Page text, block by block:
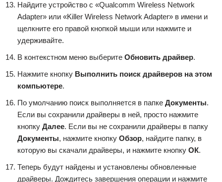
Найдите устройство с «Qualcomm Wireless Network
Adapter» или «Killer Wireless Network Adapter» в имени и
щелкните его правой кнопкой мыши или нажмите и
удерживайте.
В контекстном меню выберите Обновить драйвер.
Нажмите кнопку Выполнить поиск драйверов на этом
компьютере.
По умолчанию поиск выполняется в папке Документы.
Если вы сохранили драйверы в ней, просто нажмите
кнопку Далее. Если вы не сохранили драйверы в папку
Документы, нажмите кнопку Обзор, найдите папку, в
которую вы скачали драйверы, и нажмите кнопку ОК.
Теперь будут найдены и установлены обновленные
драйверы. Дождитесь завершения операции и нажмите